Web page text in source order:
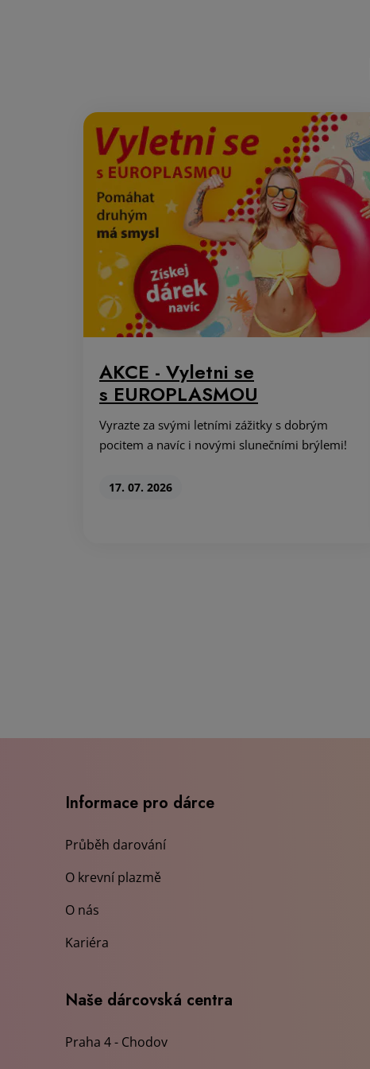
AKCE - Vyletni se
s EUROPLASMOU
Vyrazte za svými letními zážitky s dobrým
pocitem a navíc i novými slunečními brýlemi!
17. 07. 2026
Informace pro dárce
Průběh darování
O krevní plazmě
O nás
Kariéra
Naše dárcovská centra
Praha 4 - Chodov